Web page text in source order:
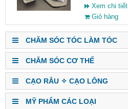
Xem chi tiết
Giỏ hàng
CHĂM SÓC TÓC LÀM TÓC
CHĂM SÓC CƠ THỂ
CẠO RÂU ✧ CẠO LÔNG
MỸ PHẨM CÁC LOẠI